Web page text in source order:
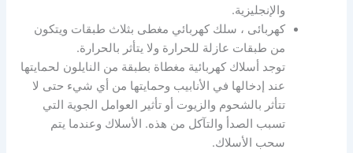
والإنجليزية.
كهربائى ، سلك كهربائي مغطى بثلاث طبقات ويتكون
من طبقات عازلة للحرارة ولا يتأثر بالحرارة.
توجد أسلاك كهربائية مغطاة بطبقة من النايلون لحمايتها
عند إدخالها في الأنابيب وحمايتها من أي شيء حتى لا
تتأثر بالشحوم والزيوت أو تأثير العوامل الجوية التي
تسبب الصدأ والتآكل من هذه. الأسلاك وعندما يتم
سحب الأسلاك.